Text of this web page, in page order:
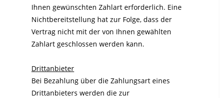
Ihnen gewünschten Zahlart erforderlich. Eine
Nichtbereitstellung hat zur Folge, dass der
Vertrag nicht mit der von Ihnen gewählten
Zahlart geschlossen werden kann.
Drittanbieter
Bei Bezahlung über die Zahlungsart eines
Drittanbieters werden die zur